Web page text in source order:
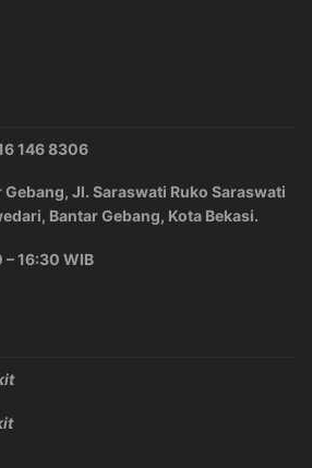
146 8306
Gebang, Jl. Saraswati Ruko Saraswati
Bantar Gebang, Kota Bekasi.
– 16:30 WIB